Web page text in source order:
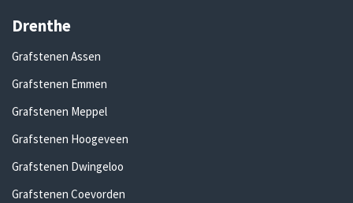
Drenthe
Grafstenen Assen
Grafstenen Emmen
Grafstenen Meppel
Grafstenen Hoogeveen
Grafstenen Dwingeloo
Grafstenen Coevorden